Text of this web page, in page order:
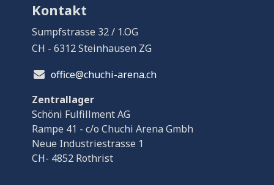
Kontakt
Sumpfstrasse 32 / 1.OG
CH - 6312 Steinhausen ZG
office@chuchi-arena.ch
Zentrallager
Schöni Fulfillment AG
Rampe 41 - c/o Chuchi Arena Gmbh
Neue Industriestrasse 1
CH- 4852 Rothrist